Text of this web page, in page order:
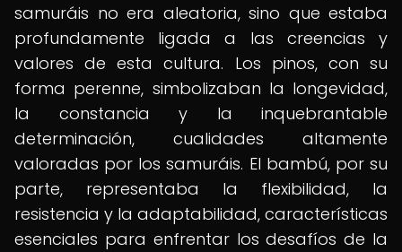
samuráis no era aleatoria, sino que estaba
profundamente ligada a las creencias y
valores de esta cultura. Los pinos, con su
forma perenne, simbolizaban la longevidad,
la constancia y la inquebrantable
determinación, cualidades altamente
valoradas por los samuráis. El bambú, por su
parte, representaba la flexibilidad, la
resistencia y la adaptabilidad, características
esenciales para enfrentar los desafíos de la